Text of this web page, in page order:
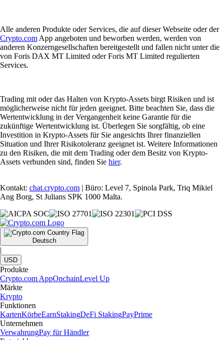
Alle anderen Produkte oder Services, die auf dieser Webseite oder der
Crypto.com App angeboten und beworben werden, werden von
anderen Konzerngesellschaften bereitgestellt und fallen nicht unter die
von Foris DAX MT Limited oder Foris MT Limited regulierten
Services.
Trading mit oder das Halten von Krypto-Assets birgt Risiken und ist
möglicherweise nicht für jeden geeignet. Bitte beachten Sie, dass die
Wertentwicklung in der Vergangenheit keine Garantie für die
zukünftige Wertentwicklung ist. Überlegen Sie sorgfältig, ob eine
Investition in Krypto-Assets für Sie angesichts Ihrer finanziellen
Situation und Ihrer Risikotoleranz geeignet ist. Weitere Informationen
zu den Risiken, die mit dem Trading oder dem Besitz von Krypto-
Assets verbunden sind, finden Sie hier.
Kontakt: chat.crypto.com | Büro: Level 7, Spinola Park, Triq Mikiel
Ang Borg, St Julians SPK 1000 Malta.
Deutsch
|
USD
Produkte
Crypto.com AppOnchainLevel Up
Märkte
Krypto
Funktionen
KartenKörbeEarnStakingDeFi StakingPayPrime
Unternehmen
VerwahrungPay für Händler